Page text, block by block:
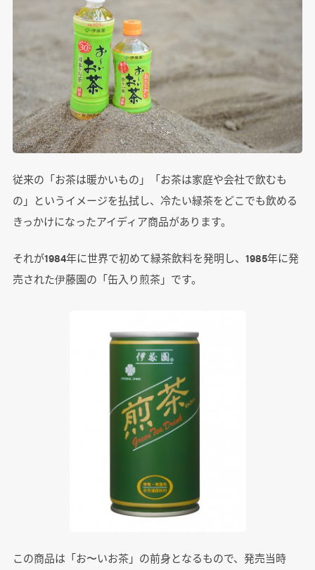
従来の「お茶は暖かいもの」「お茶は家庭や会社で飲むも
の」というイメージを払拭し、冷たい緑茶をどこでも飲める
きっかけになったアイディア商品があります。
それが1984年に世界で初めて緑茶飲料を発明し、1985年に発
売された伊藤園の「缶入り煎茶」です。
この商品は「お〜いお茶」の前身となるもので、発売当時